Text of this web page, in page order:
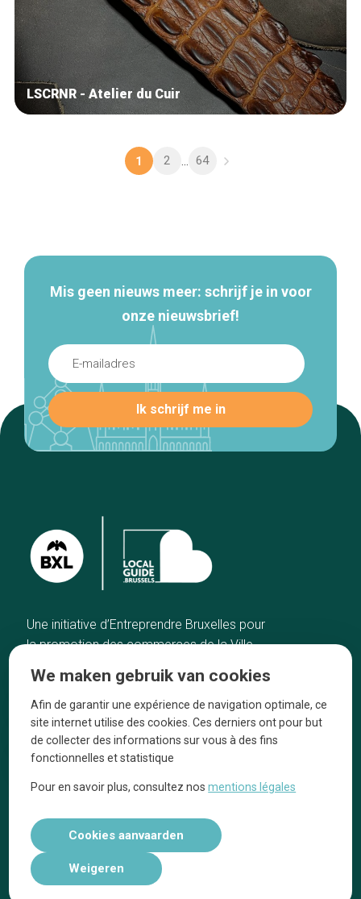
LSCRNR - Atelier du Cuir
1 2 ... 64
Mis geen nieuws meer: schrijf je in voor
onze nieuwsbrief!
Une initiative d’Entreprendre Bruxelles pour
la promotion des commerces de la Ville
Home
De beste adressen
Blog
Winkelwijken
Tops 10
De ambachtslieden
Over ons
Ze praten over ons!
kennisgevingen
We maken gebruik van cookies
Afin de garantir une expérience de navigation optimale, ce
site internet utilise des cookies. Ces derniers ont pour but
de collecter des informations sur vous à des fins
fonctionnelles et statistique
Pour en savoir plus, consultez nosmentions légales
Cookies aanvaarden
Weigeren